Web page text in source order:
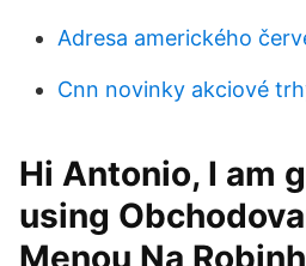
Adresa amerického
Cnn novinky akciové
Hi Antonio, I am
using
Menou Na